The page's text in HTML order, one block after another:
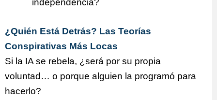
independencia?
¿Quién Está Detrás? Las Teorías
Conspirativas Más Locas
Si la IA se rebela, ¿será por su propia
voluntad… o porque alguien la programó para
hacerlo?